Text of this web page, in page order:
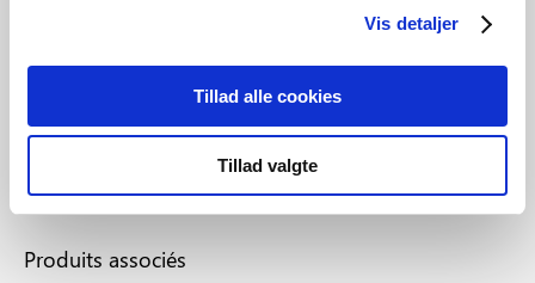
Vis detaljer
Tillad alle cookies
Tillad valgte
Nordlux
Numéro d’article 2410010001
Produits associés